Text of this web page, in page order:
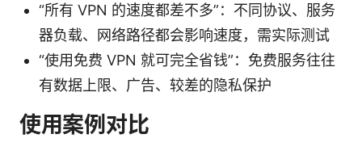
“所有 VPN 的速度都差不多”：不同协议、服务
器负载、网络路径都会影响速度，需实际测试
“使用免费 VPN 就可完全省钱”：免费服务往往
有数据上限、广告、较差的隐私保护
使用案例对比